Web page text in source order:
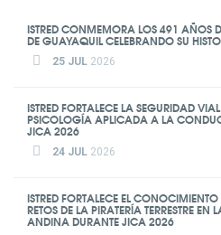
ISTRED CONMEMORA LOS 491 AÑOS
DE GUAYAQUIL CELEBRANDO SU
25 JUL 2026
ISTRED FORTALECE LA SEGURIDAD
PSICOLOGÍA APLICADA A LA
JICA 2026
24 JUL 2026
ISTRED FORTALECE EL CONOCIMIENTO
RETOS DE LA PIRATERÍA TERRESTRE EN
ANDINA DURANTE JICA 2026